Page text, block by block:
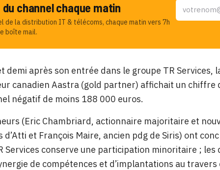
channel chaque matin
de la distribution IT & télécoms, chaque matin vers 7h
boîte mail.
demi après son entrée dans le groupe TR
canadien Aastra (gold partner) affichait un chiffre
négatif de moins 188 000 euros.
(Eric Chambriard, actionnaire majoritaire et
et François Maire, ancien pdg de Siris) ont
Services conserve une participation minoritaire ;
de compétences et d’implantations au